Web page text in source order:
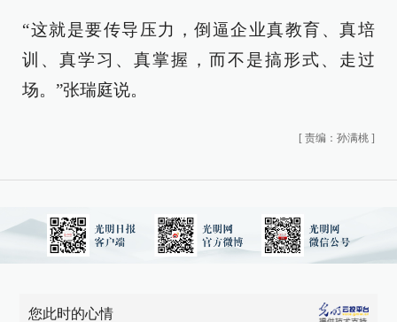
“这就是要传导压力，倒逼企业真教育、真培
训、真学习、真掌握，而不是搞形式、走过
场。”张瑞庭说。
[ 责编：孙满桃 ]
您此时的心情